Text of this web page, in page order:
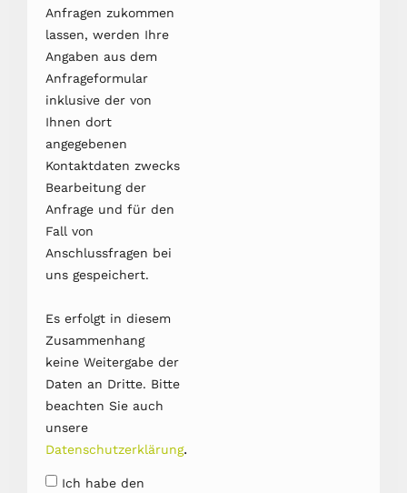
Anfragen zukommen
lassen, werden Ihre
Angaben aus dem
Anfrageformular
inklusive der von
Ihnen dort
angegebenen
Kontaktdaten zwecks
Bearbeitung der
Anfrage und für den
Fall von
Anschlussfragen bei
uns gespeichert.
Es erfolgt in diesem
Zusammenhang
keine Weitergabe der
Daten an Dritte. Bitte
beachten Sie auch
unsere
Datenschutzerklärung.
Ich habe den